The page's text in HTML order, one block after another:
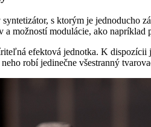
s ktorým je jednoducho
a možností modulácie, ako
efektová jednotka. K
robí jedinečne všestranný